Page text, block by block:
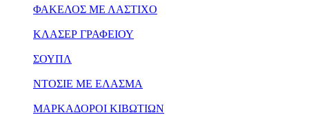
ΦΑΚΕΛΟΣ ΜΕ ΛΑΣΤΙΧΟ
ΚΛΑΣΕΡ ΓΡΑΦΕΙΟΥ
ΣΟΥΠΛ
ΝΤΟΣΙΕ ΜΕ ΕΛΑΣΜΑ
ΜΑΡΚΑΔΟΡΟΙ ΚΙΒΩΤΙΩΝ